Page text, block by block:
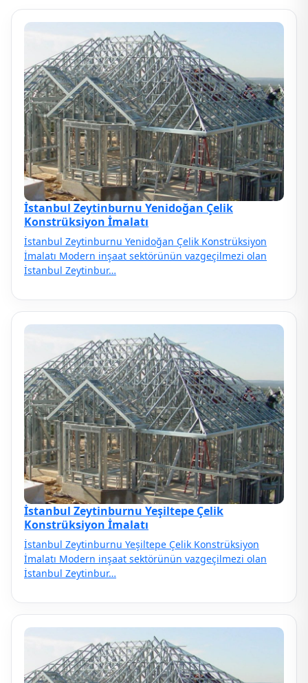
İstanbul Zeytinburnu Yenidoğan Çelik
Konstrüksiyon İmalatı
İstanbul Zeytinburnu Yenidoğan Çelik Konstrüksiyon
İmalatı Modern inşaat sektörünün vazgeçilmezi olan
İstanbul Zeytinbur…
İstanbul Zeytinburnu Yeşiltepe Çelik
Konstrüksiyon İmalatı
İstanbul Zeytinburnu Yeşiltepe Çelik Konstrüksiyon
İmalatı Modern inşaat sektörünün vazgeçilmezi olan
İstanbul Zeytinbur…